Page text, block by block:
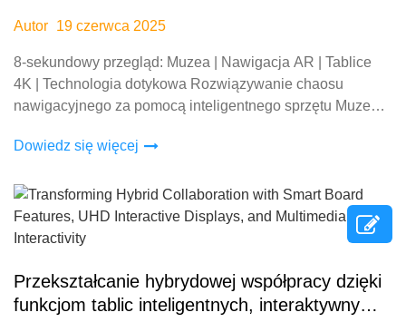
Autor 19 czerwca 2025
8-sekundowy przegląd: Muzea | Nawigacja AR | Tablice
4K | Technologia dotykowa Rozwiązywanie chaosu
nawigacyjnego za pomocą inteligentnego sprzętu Muzea
zgłasza frustrację z powodu przestarzałych znaków
Dowiedz się więcej
Przekształcanie hybrydowej współpracy dzięki
funkcjom tablic inteligentnych, interaktywnym